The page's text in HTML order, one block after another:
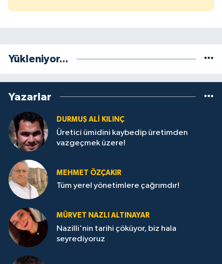
Yükleniyor...
Yazarlar
DURMUŞ ALI KILINÇ
Üretici ümidini kaybedip üretimden
vazgeçmek üzere!
MEHMET ÖZÇAKIR
Tüm yerel yönetimlere çağrımdır!
MÜRVET NAZLI ALTINAYAR
Nazilli'nin tarihi çöküyor, biz hala
seyrediyoruz